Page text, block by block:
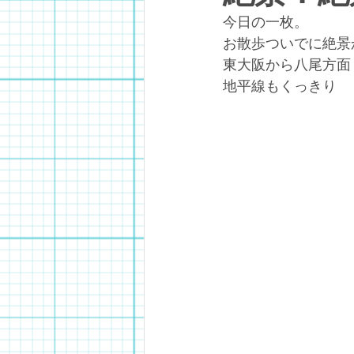
今日の一枚。
お散歩ついでに絶
東大阪から八尾方面
地平線もくっきり